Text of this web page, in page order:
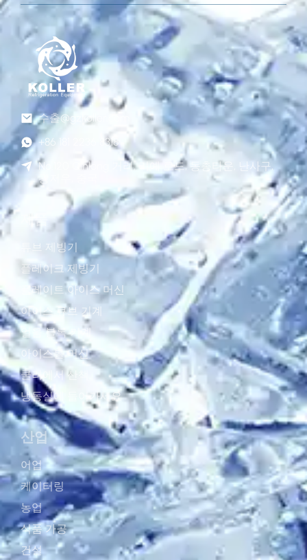
수출@gzkoller.com
+86 181 2236 8318
No.120 Qinlong 거리, 리예 로드, 동총타운, 난사구,
광저우, 중국
제품
튜브 제빙기
플레이크 제빙기
플레이트 아이스 머신
아이스 큐브 기계
얼음 블록 기계
아이스볼 머신
쿨러에서 산책
냉동실에 들어가세요
산업
어업
케이터링
농업
식품 가공
건설